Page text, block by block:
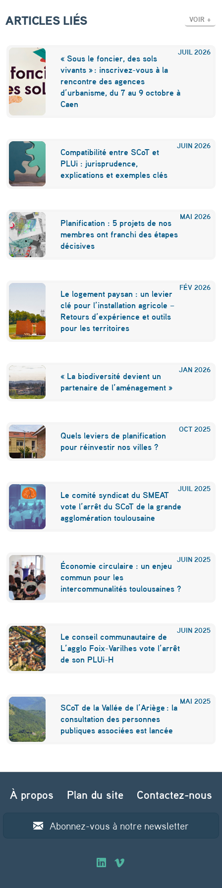
–
0
1
2
ARTICLES LIÉS VOIR +
JUIL 2026
« Sous le foncier, des sols
vivants » : inscrivez-vous à la
rencontre des agences
d’urbanisme, du 7 au 9 octobre à
Caen
JUIN 2026
Compatibilité entre SCoT et
PLUi : jurisprudence,
explications et exemples clés
MAI 2026
Planification : 5 projets de nos
membres ont franchi des étapes
décisives
FÉV 2026
Le logement paysan : un levier
clé pour l’installation agricole –
Retours d’expérience et outils
pour les territoires
JAN 2026
« La biodiversité devient un
partenaire de l’aménagement »
OCT 2025
Quels leviers de planification
pour réinvestir nos villes ?
JUIL 2025
Le comité syndicat du SMEAT
vote l’arrêt du SCoT de la grande
agglomération toulousaine
JUIN 2025
Économie circulaire : un enjeu
commun pour les
intercommunalités toulousaines ?
JUIN 2025
Le conseil communautaire de
L’agglo Foix-Varilhes vote l’arrêt
de son PLUi-H
MAI 2025
SCoT de la Vallée de l’Ariège : la
consultation des personnes
publiques associées est lancée
Navigation de l’article
À propos
Plan du site Contactez-nous
Abonnez-vous à notre newsletter